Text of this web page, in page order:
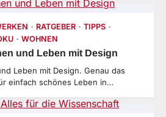
RATGEBER
TIPPS
WOHNEN
und Leben mit Design
Leben mit Design. Genau das
einfach schönes Leben in…